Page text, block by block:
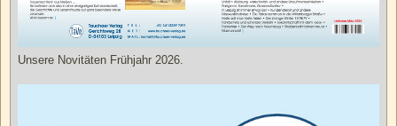
Unsere Novitäten Frühjahr 2026.